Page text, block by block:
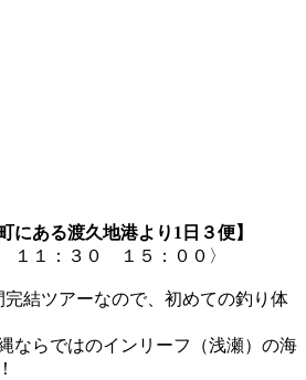
にある渡久地港より1日３便】
１１：３０ １５：００〉
結ツアーなので、初めての釣り体
ならではのインリーフ（浅瀬）の海